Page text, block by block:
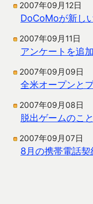
2007年09月12日
DoCoMoが新し
2007年09月11日
アンケートを追加
2007年09月09日
全米オープンと
2007年09月08日
脱出ゲームのこと
2007年09月07日
8月の携帯電話契